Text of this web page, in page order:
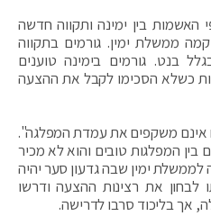
האשמות בין ימינה ותקווה חדשה
ממשלת ימין. גורמים בתקווה
בנט. גורמים בימינה טוענים
כשלא הסכימו לקבל את ההצעה
אינם משקפים את עמדת המפלגה".
בין המפלגות טובים והוא לא מכיר
ימין שבה גדעון סער יהיה
לבחון את רצינות ההצעה ודרשו
אך בליכוד סרבו לדרישה.